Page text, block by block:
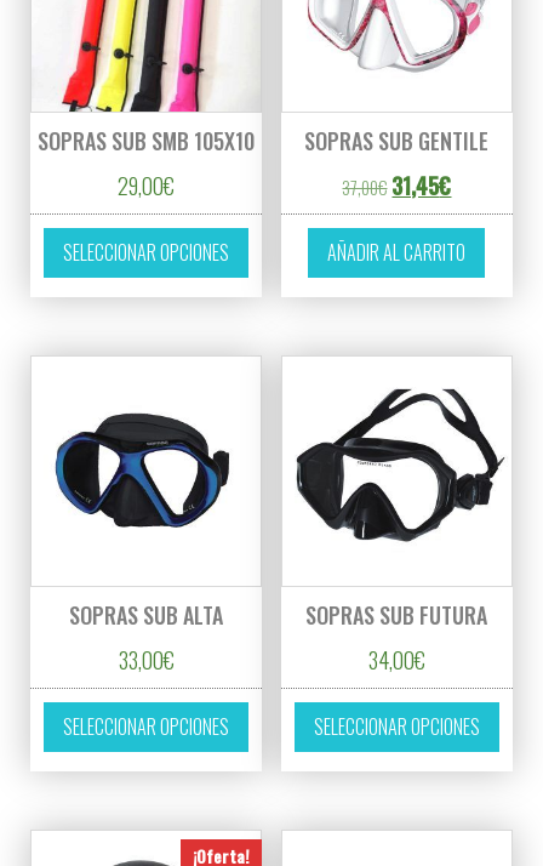
SOPRAS SUB SMB 105X10
29,00€
SELECCIONAR OPCIONES
Este producto tiene múltiples variantes.
SOPRAS SUB GENTILE
37,00€ El precio original
31,45€El precio
AÑADIR AL CARRITO
SOPRAS SUB ALTA
33,00€
SELECCIONAR OPCIONES
Este producto tiene múltiples variantes.
SOPRAS SUB FUTURA
34,00€
SELECCIONAR OPCIONES
Este
¡Oferta!